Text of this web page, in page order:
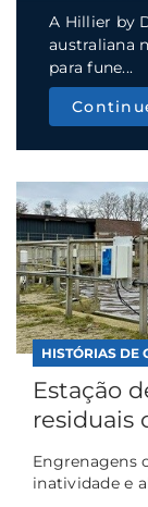
A Hillier by
australiana
para fune...
HISTÓRIAS DE
Estação
residuais
Engrenagens
inatividade e